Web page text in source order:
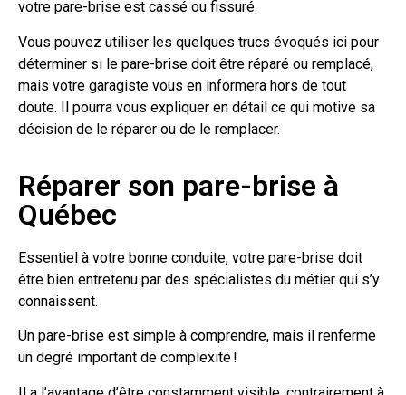
votre pare-brise est cassé ou fissuré.
Vous pouvez utiliser les quelques trucs évoqués ici pour
déterminer si le pare-brise doit être réparé ou remplacé,
mais votre garagiste vous en informera hors de tout
doute. Il pourra vous expliquer en détail ce qui motive sa
décision de le réparer ou de le remplacer.
Réparer son pare-brise à
Québec
Essentiel à votre bonne conduite, votre pare-brise doit
être bien entretenu par des spécialistes du métier qui s’y
connaissent.
Un pare-brise est simple à comprendre, mais il renferme
un degré important de complexité !